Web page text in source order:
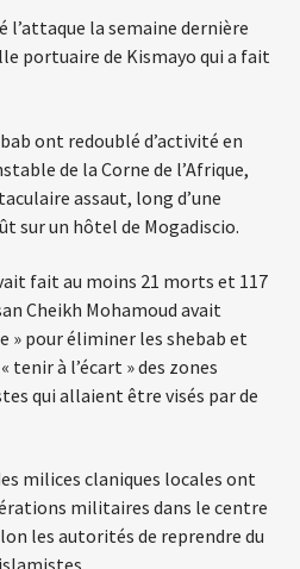
l’attaque la semaine dernière
portuaire de Kismayo qui a fait
ont redoublé d’activité en
de la Corne de l’Afrique,
assaut, long d’une
sur un hôtel de Mogadiscio.
fait au moins 21 morts et 117
Cheikh Mohamoud avait
» pour éliminer les shebab et
tenir à l’écart » des zones
qui allaient être visés par de
milices claniques locales ont
militaires dans le centre
les autorités de reprendre du